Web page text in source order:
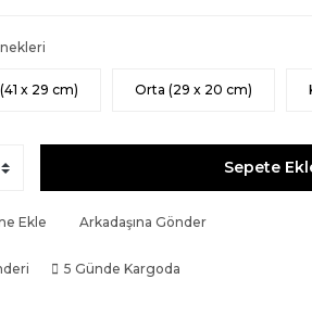
x 29 cm) Orta (29 x 20 cm)
Sepete
Ekle Arkadaşına Gönder
5 Günde Kargoda